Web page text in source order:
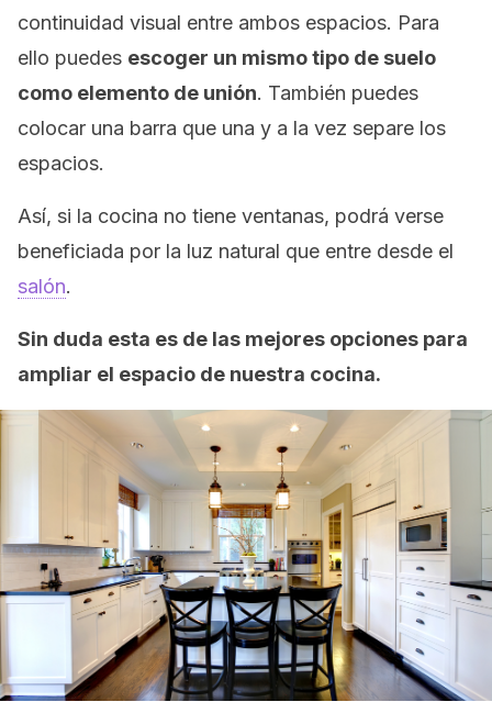
continuidad visual entre ambos espacios. Para
ello puedes escoger un mismo tipo de suelo
como elemento de unión. También puedes
colocar una barra que una y a la vez separe los
espacios.
Así, si la cocina no tiene ventanas, podrá verse
beneficiada por la luz natural que entre desde el
salón.
Sin duda esta es de las mejores opciones para
ampliar el espacio de nuestra cocina.